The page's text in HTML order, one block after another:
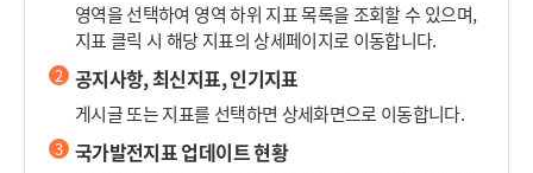
영역을 선택하여 영역 하위 지표 목록을 조회할 수 있으며,
지표 클릭 시 해당 지표의 상세페이지로 이동합니다.
2 공지사항, 최신지표, 인기지표
게시글 또는 지표를 선택하면 상세화면으로 이동합니다.
3 국가발전지표 업데이트 현황